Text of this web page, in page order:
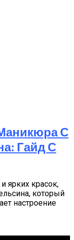
С
Гайд С
ярких красок,
который
настроение